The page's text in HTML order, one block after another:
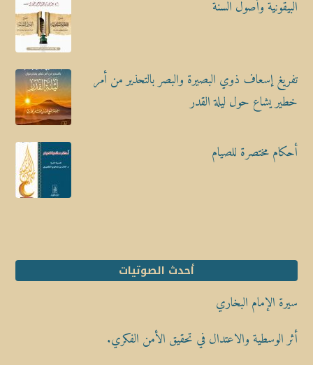
البيقونية وأصول السنة
تفريغ إسعاف ذوي البصيرة والبصر بالتحذير من أمر
خطير يشاع حول ليلة القدر
أحكام مختصرة للصيام
أحدث الصوتيات
سيرة الإمام البخاري
أثر الوسطية والاعتدال في تحقيق الأمن الفكري.